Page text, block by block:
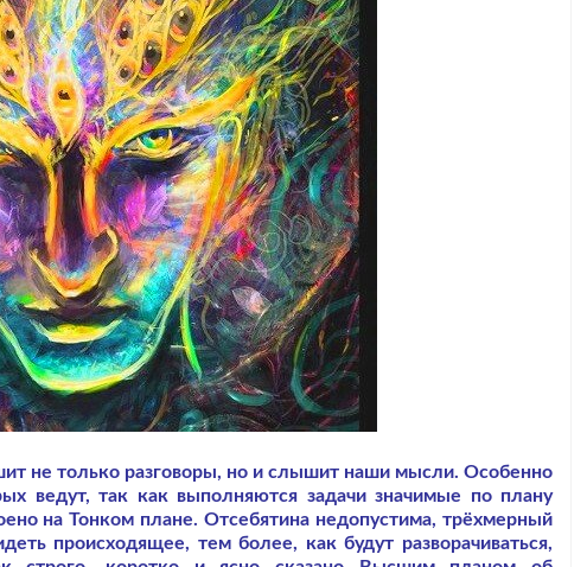
не только разговоры, но и слышит наши мысли. Особенно
ведут, так как выполняются задачи значимые по плану
на Тонком плане. Отсебятина недопустима, трёхмерный
происходящее, тем более, как будут разворачиваться,